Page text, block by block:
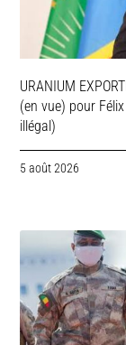
URANIUM
(en vue) pour
illégal)
5 août 2026